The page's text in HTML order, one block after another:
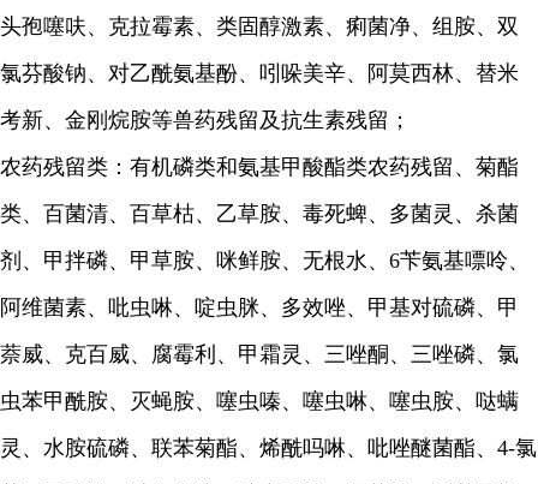
头孢噻呋、克拉霉素、类固醇激素、痢菌净、组胺、双
氯芬酸钠、对乙酰氨基酚、吲哚美辛、阿莫西林、替米
考新、金刚烷胺等兽药残留及抗生素残留；
农药残留类： 有机磷类和氨基甲酸酯类农药残留、 菊酯
类、百菌清、百草枯、乙草胺、毒死蜱、多菌灵、杀菌
剂、甲拌磷、甲草胺、咪鲜胺、无根水、6苄氨基嘌呤、
阿维菌素、吡虫啉、啶虫脒、多效唑、甲基对硫磷、甲
萘威、克百威、腐霉利、甲霜灵、三唑酮、三唑磷、氯
虫苯甲酰胺、灭蝇胺、噻虫嗪、噻虫啉、噻虫胺、哒螨
灵、水胺硫磷、联苯菊酯、烯酰吗啉、吡唑醚菌酯、4-氯